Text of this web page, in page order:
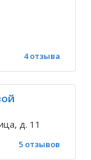
4 отзыва
д. 11
5 отзывов